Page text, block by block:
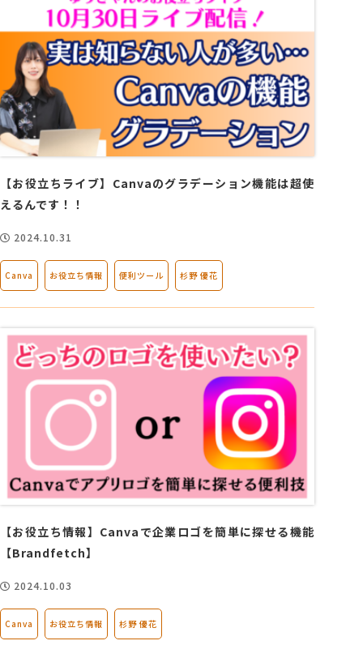
【お役立ちライブ】Canvaのグラデーション機能は超使
えるんです！！
2024.10.31
Canva お役立ち情報 便利ツール 杉野 優花
【お役立ち情報】Canvaで企業ロゴを簡単に探せる機能
【Brandfetch】
2024.10.03
Canva お役立ち情報 杉野 優花